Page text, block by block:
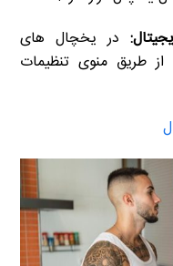
در یخچال های
طریق منوی تنظیمات